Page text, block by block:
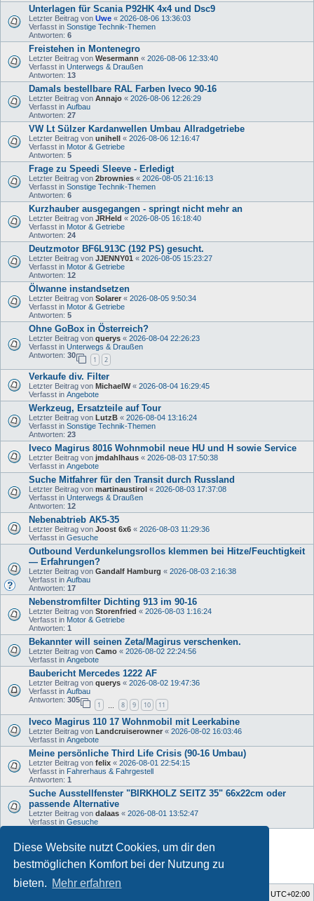
Diese Website nutzt Cookies, um dir den
bestmöglichen Komfort bei der Nutzung zu
bieten. Mehr erfahren
Unterlagen für Scania P92HK 4x4 und Dsc9
Letzter Beitrag von Uwe « 2026-08-06 13:36:03
Verfasst in Sonstige Technik-Themen
Antworten: 6
Freistehen in Montenegro
Letzter Beitrag von Wesermann « 2026-08-06 12:33:40
Verfasst in Unterwegs & Draußen
Antworten: 13
Damals bestellbare RAL Farben Iveco 90-16
Letzter Beitrag von Annajo « 2026-08-06 12:26:29
Verfasst in Aufbau
Antworten: 27
VW Lt Sülzer Kardanwellen Umbau Allradgetriebe
Letzter Beitrag von unihell « 2026-08-06 12:16:47
Verfasst in Motor & Getriebe
Antworten: 5
Frage zu Speedi Sleeve - Erledigt
Letzter Beitrag von 2brownies « 2026-08-05 21:16:13
Verfasst in Sonstige Technik-Themen
Antworten: 6
Kurzhauber ausgegangen - springt nicht mehr an
Letzter Beitrag von JRHeld « 2026-08-05 16:18:40
Verfasst in Motor & Getriebe
Antworten: 24
Deutzmotor BF6L913C (192 PS) gesucht.
Letzter Beitrag von JJENNY01 « 2026-08-05 15:23:27
Verfasst in Motor & Getriebe
Antworten: 12
Ölwanne instandsetzen
Letzter Beitrag von Solarer « 2026-08-05 9:50:34
Verfasst in Motor & Getriebe
Antworten: 5
Ohne GoBox in Österreich?
Letzter Beitrag von querys « 2026-08-04 22:26:23
Verfasst in Unterwegs & Draußen
Antworten: 30
1 2
Verkaufe div. Filter
Letzter Beitrag von MichaelW« 2026-08-04 16:29:45
Verfasst in Angebote
Werkzeug, Ersatzteile auf Tour
Letzter Beitrag von LutzB « 2026-08-04 13:16:24
Verfasst in Sonstige Technik-Themen
Antworten: 23
Iveco Magirus 8016 Wohnmobil neue HU und H sowie Service
Letzter Beitrag von jmdahlhaus « 2026-08-03 17:50:38
Verfasst in Angebote
Suche Mitfahrer für den Transit durch Russland
Letzter Beitrag von martinaustirol « 2026-08-03 17:37:08
Verfasst in Unterwegs & Draußen
Antworten: 12
Nebenabtrieb AK5-35
Letzter Beitrag von Joost 6x6 « 2026-08-03 11:29:36
Verfasst in Gesuche
Outbound Verdunkelungsrollos klemmen bei Hitze/Feuchtigkeit
— Erfahrungen?
Letzter Beitrag von Gandalf Hamburg « 2026-08-03 2:16:38
Verfasst in Aufbau
Antworten: 17
Nebenstromfilter Dichting 913 im 90-16
Letzter Beitrag von Storenfried « 2026-08-03 1:16:24
Verfasst in Motor & Getriebe
Antworten: 1
Bekannter will seinen Zeta/Magirus verschenken.
Letzter Beitrag von Camo « 2026-08-02 22:24:56
Verfasst in Angebote
Baubericht Mercedes 1222 AF
Letzter Beitrag von querys « 2026-08-02 19:47:36
Verfasst in Aufbau
Antworten: 305
1 8 9 10 11
Iveco Magirus 110 17 Wohnmobil mit Leerkabine
Letzter Beitrag von Landcruiserowner « 2026-08-02 16:03:46
Verfasst in Angebote
Meine persönliche Third Life Crisis (90-16 Umbau)
Letzter Beitrag von felix « 2026-08-01 22:54:15
Verfasst in Fahrerhaus & Fahrgestell
Antworten: 1
Suche Ausstellfenster "BIRKHOLZ SEITZ 35" 66x22cm oder
passende Alternative
Letzter Beitrag von dalaas « 2026-08-01 13:52:47
Verfasst in Gesuche
Die Suche ergab 34 Treffer • Seite1von
UTC+02:00